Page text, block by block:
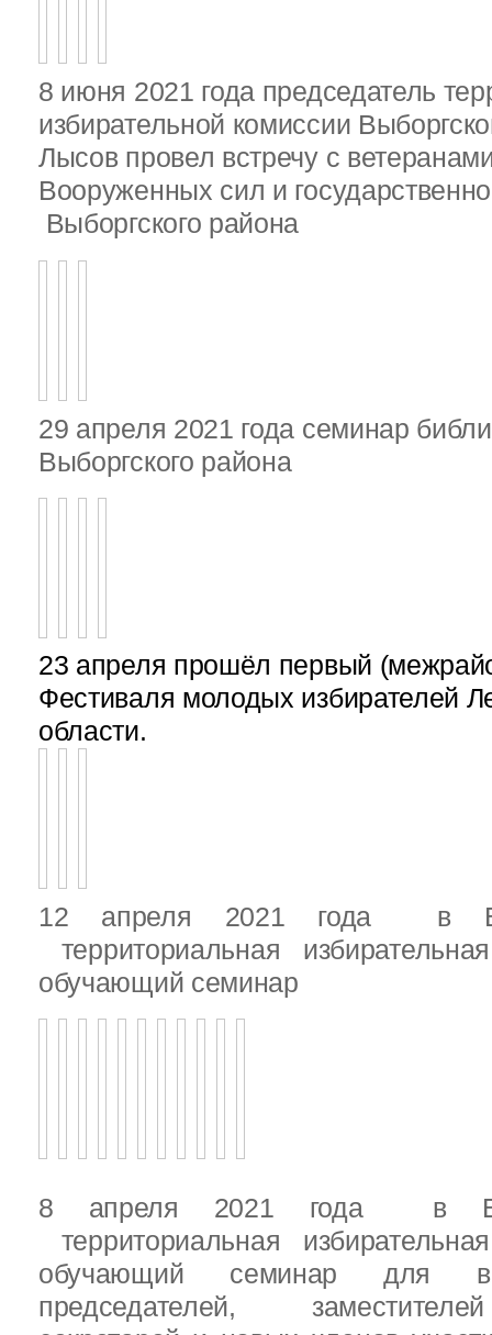
8 июня 2021 года председатель
избирательной комиссии
Лысов провел встречу с
Вооруженных сил и
Выборгского района
29 апреля 2021 года семинар
Выборгского района
23 апреля прошёл первый
Фестиваля молодых избирателей
области.
12 апреля 2021 года в
территориальная
обучающий семинар
8 апреля 2021 года в
территориальная
обучающий семинар для
председателей,